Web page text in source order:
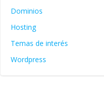
Dominios
Hosting
Temas de interés
Wordpress